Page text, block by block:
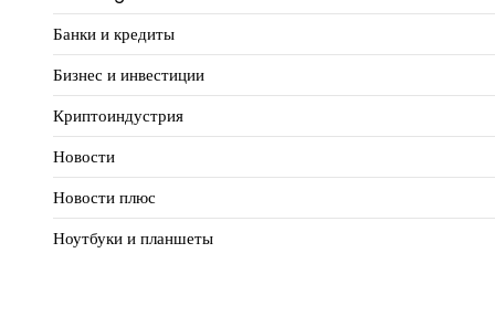
Банки и кредиты
Бизнес и инвестиции
Криптоиндустрия
Новости
Новости плюс
Ноутбуки и планшеты